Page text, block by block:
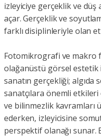
izleyiciye gerçeklik ve düş
açar. Gerçeklik ve
farklı disiplinleriyle olan
Fotomikrografi ve makro
olağanüstü görsel estetik
sanatın gerçekliği; algıda
sanatçılara önemli
ve bilinmezlik kavramları
ederken, izleyicisine
perspektif olanağı sunar.